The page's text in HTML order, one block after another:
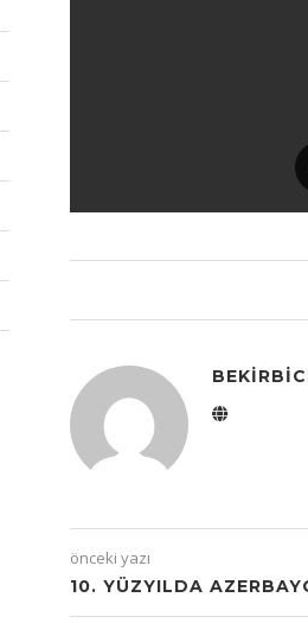
önceki yazı
10. YÜZYILDA